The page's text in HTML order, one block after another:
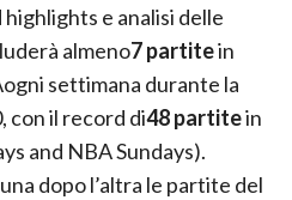
e analisi delle
almeno7 partitein
settimana durante la
con il record di48 partitein
and NBA Sundays).
dopo l’altra le partite del